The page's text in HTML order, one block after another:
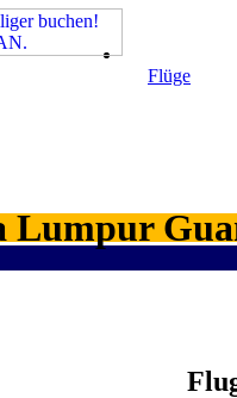
Flüge
Lumpur